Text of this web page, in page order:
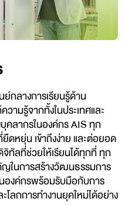
กลางการเรียนรู้ด้าน
วามรู้จากทั้งในประเทศและ
ลากรในองค์กร AIS ทุก
ดหยุ่น เข้าถึงง่าย และต่อยอด
ทัลที่ช่วยให้เรียนได้ทุกที่ ทุก
ในการสร้างวัฒนธรรมการ
นองค์กรพร้อมรับมือกับการ
โลกการทำงานยุคใหม่ได้อย่าง